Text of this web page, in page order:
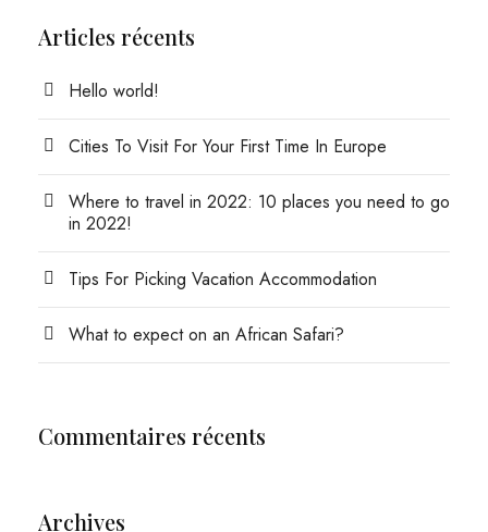
Articles récents
Hello world!
Cities To Visit For Your First Time In Europe
Where to travel in 2022: 10 places you need to go
in 2022!
Tips For Picking Vacation Accommodation
What to expect on an African Safari?
Commentaires récents
Archives